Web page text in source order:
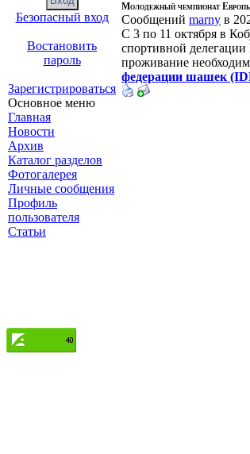
Безопасный вход
Востановить
пароль
Зарегистрироваться
Основное меню
Главная
Новости
Архив
Каталог разделов
Фотогалерея
Личные сообщения
Профиль
пользователя
Статьи
Молодежный чемпионат
Сообщений marny в
С 3 по 11 октября в
спортивной делегации
проживание
федерации шашек